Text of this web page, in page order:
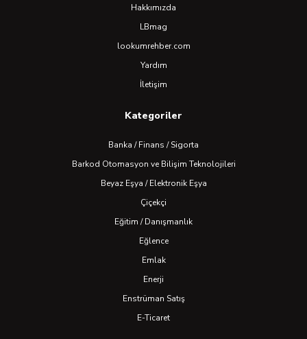
Hakkımızda
LBmag
lookumrehber.com
Yardım
İletişim
Kategoriler
Banka / Finans / Sigorta
Barkod Otomasyon ve Bilişim Teknolojileri
Beyaz Eşya / Elektronik Eşya
Çiçekçi
Eğitim / Danışmanlık
Eğlence
Emlak
Enerji
Enstrüman Satış
E-Ticaret